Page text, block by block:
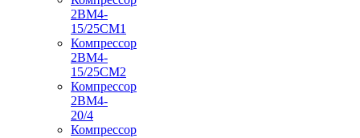
2ВМ4-
15/25СМ1
Компрессор
2ВМ4-
15/25СМ2
Компрессор
2ВМ4-
20/4
Компрессор